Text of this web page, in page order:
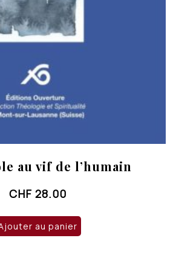
au vif de l’humain
CHF 28.00
au panier